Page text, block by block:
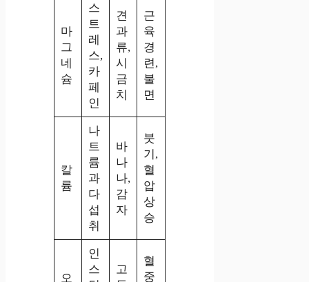
마
그
네
슘
스
트
레
스,
카
페
인
견
과
류,
시
금
치
근
육
경
련,
불
면
칼
륨
나
트
륨
과
다
섭
취
바
나
나,
감
자
붓
기,
혈
압
상
승
오
인
스
고
혈
중